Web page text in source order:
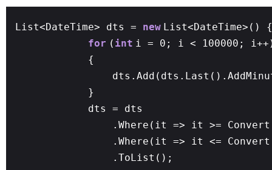
List<DateTime> dts = new List<DateTime>()
for ( int i = 0; i < 100000;
{
}
dts = dts
.Where(it => it >=
.Where(it => it <=
.ToList();